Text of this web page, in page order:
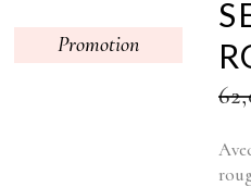
Promotion